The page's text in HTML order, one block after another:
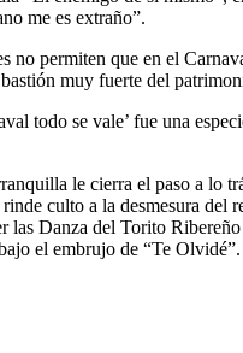
me es extraño”.
permiten que en el
muy fuerte del
todo se vale’ fue una
le cierra el paso a lo
culto a la desmesura
las Danza del Torito
el embrujo de “Te Olvidé”.